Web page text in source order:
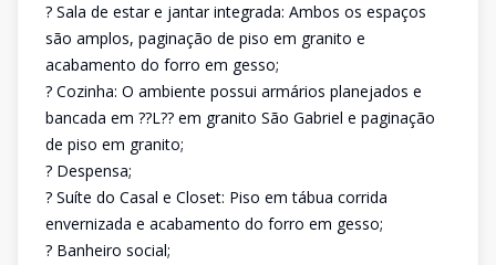
? Sala de estar e jantar integrada: Ambos os espaços
são amplos, paginação de piso em granito e
acabamento do forro em gesso;
? Cozinha: O ambiente possui armários planejados e
bancada em ??L?? em granito São Gabriel e paginação
de piso em granito;
? Despensa;
? Suíte do Casal e Closet: Piso em tábua corrida
envernizada e acabamento do forro em gesso;
? Banheiro social;